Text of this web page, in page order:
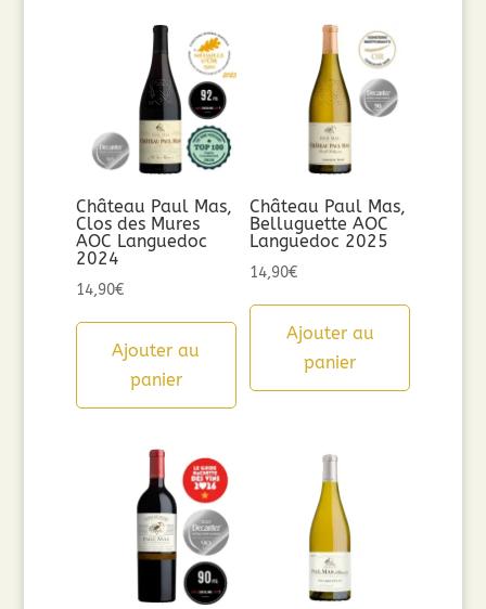
Château Paul Mas,
Clos des Mures
AOC Languedoc
2024
14,90€
Ajouter au
panier
Château Paul Mas,
Belluguette AOC
Languedoc 2025
14,90€
Ajouter au
panier